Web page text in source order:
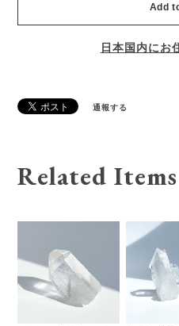
Add
日本国内にお
通報する
Related Items